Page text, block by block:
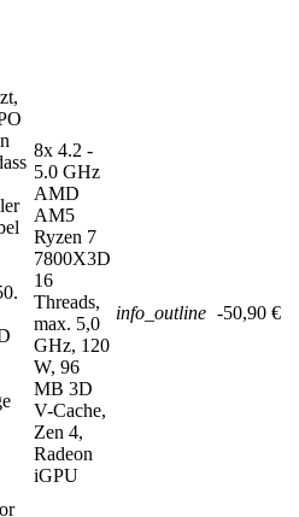
8x 4.2 -
5.0 GHz
AMD
AM5
Ryzen 7
7800X3D
16
Threads,
max. 5,0
GHz, 120
W, 96
MB 3D
V-Cache,
Zen 4,
Radeon
iGPU
info_outline -50,90 €